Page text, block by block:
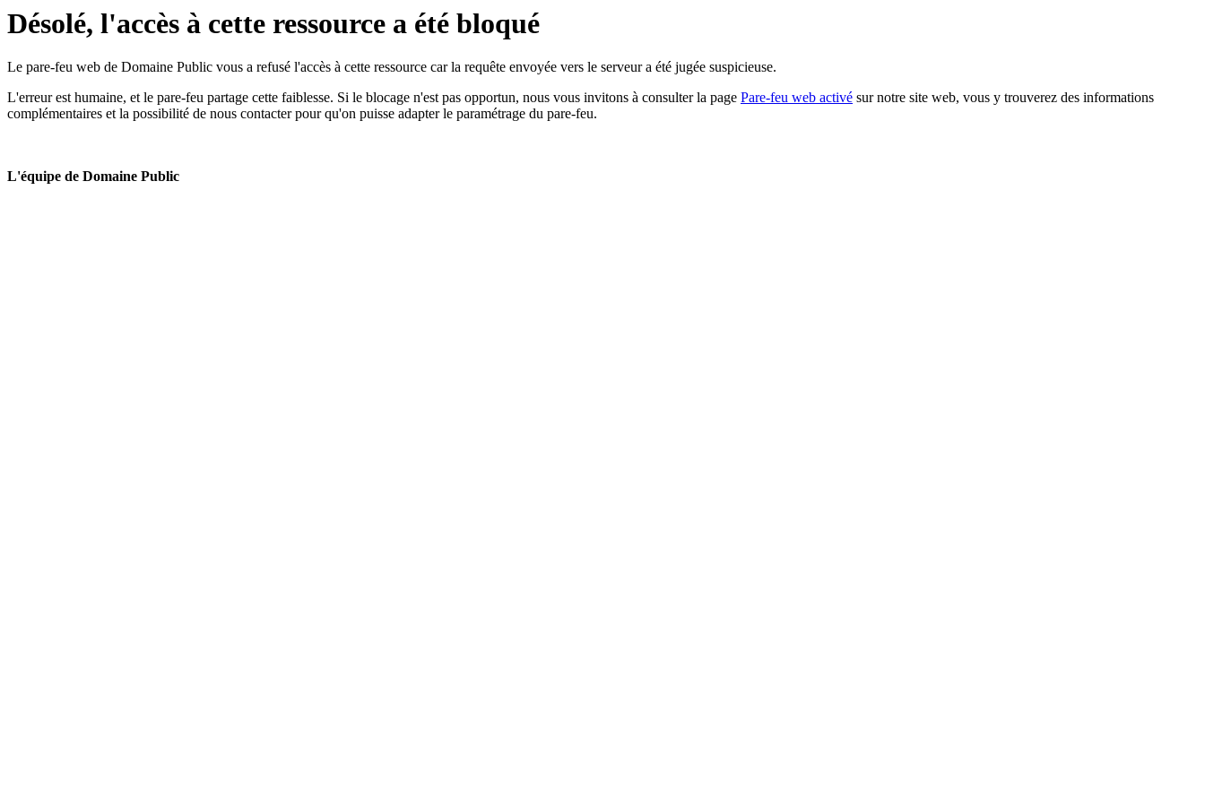
Désolé, l'accès à cette ressource a été bloqué
Le pare-feu web de Domaine Public vous a refusé l'accès à cette ressource car la requête envoyée vers le serveur a été jugée suspicieuse.
L'erreur est humaine, et le pare-feu partage cette faiblesse. Si le blocage n'est pas opportun, nous vous invitons à consulter la page Pare-feu web activé sur notre site web, vous y trouverez des informations
complémentaires et la possibilité de nous contacter pour qu'on puisse adapter le paramétrage du pare-feu.
L'équipe de Domaine Public